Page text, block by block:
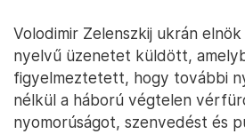
Volodimir Zelenszkij ukrán
nyelvű üzenetet küldött,
figyelmeztetett, hogy további
nélkül a háború végtelen
nyomorúságot, szenvedést és